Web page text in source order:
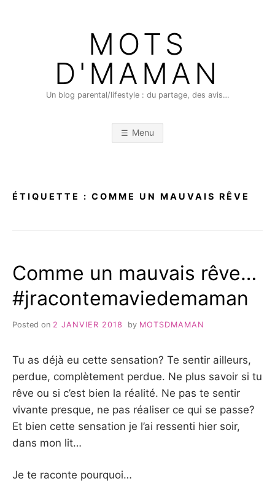
MOTS
D'MAMAN
Un blog parental/lifestyle : du partage, des avis…
Menu
ÉTIQUETTE : COMME UN MAUVAIS RÊVE
Comme un mauvais rêve…
#jracontemaviedemaman
Posted on 2 JANVIER 2018 by MOTSDMAMAN
Tu as déjà eu cette sensation? Te sentir ailleurs,
perdue, complètement perdue. Ne plus savoir si tu
rêve ou si c’est bien la réalité. Ne pas te sentir
vivante presque, ne pas réaliser ce qui se passe?
Et bien cette sensation je l’ai ressenti hier soir,
dans mon lit…
Je te raconte pourquoi…